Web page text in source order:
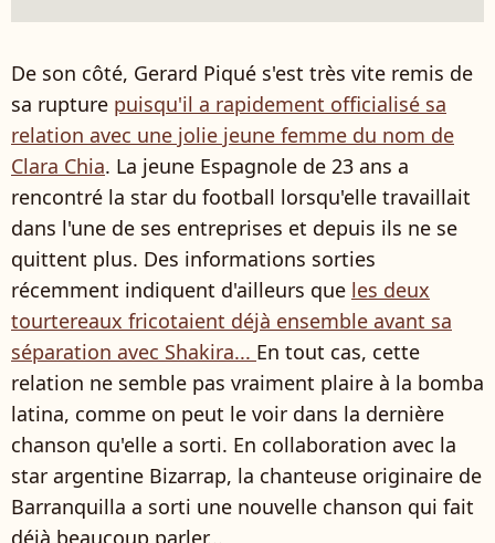
De son côté, Gerard Piqué s'est très vite remis de
sa rupture puisqu'il a rapidement officialisé sa
relation avec une jolie jeune femme du nom de
Clara Chia. La jeune Espagnole de 23 ans a
rencontré la star du football lorsqu'elle travaillait
dans l'une de ses entreprises et depuis ils ne se
quittent plus. Des informations sorties
récemment indiquent d'ailleurs que les deux
tourtereaux fricotaient déjà ensemble avant sa
séparation avec Shakira... En tout cas, cette
relation ne semble pas vraiment plaire à la bomba
latina, comme on peut le voir dans la dernière
chanson qu'elle a sorti. En collaboration avec la
star argentine Bizarrap, la chanteuse originaire de
Barranquilla a sorti une nouvelle chanson qui fait
déjà beaucoup parler...